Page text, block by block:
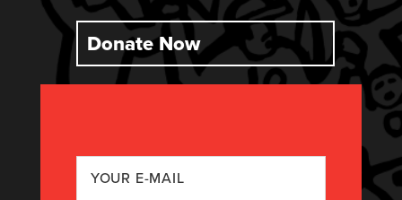
Donate Now